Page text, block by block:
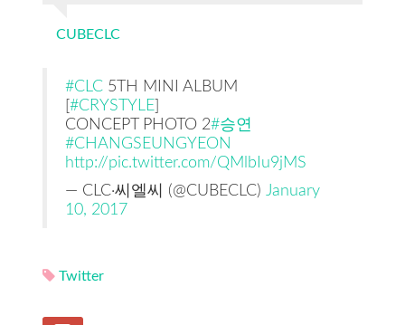
CUBECLC
#CLC5TH MINI ALBUM
#CRYSTYLE]
CONCEPT PHOTO 2#승연
#CHANGSEUNGYEON
http://pic.twitter.com/QMlbIu9jMS
— CLC·씨엘씨 (@CUBECLC) January
10, 2017
Twitter